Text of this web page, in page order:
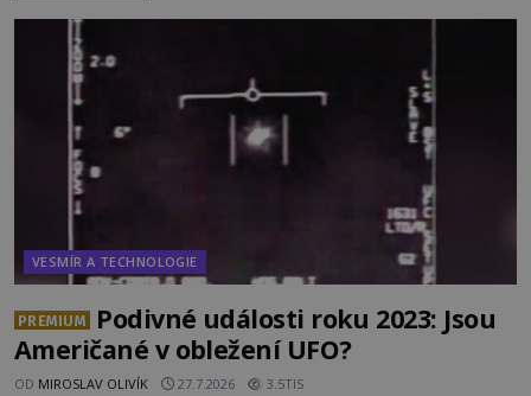
zvané Cydonie totiž zachytí podivný útvar
připomínající lidskou tvář. NASA (Národní úřad
VESMÍR A TECHNOLOGIE
PREMIUM
Podivné události roku 2023: Jsou
Američané v obležení UFO?
OD MIROSLAV OLIVÍK 27.7.2026 3.5TIS